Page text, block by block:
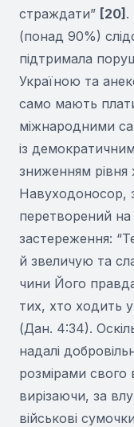
страждати” [20] .
(понад 90%)
підтримала
Україною та
само мають
міжнародними
із
зниженням рівня
Навуходоносор,
перетворений
застереження:
й звеличую та
чини Його
тих, хто ходить
(Дан. 4:34).
надалі
розмірами свого
вирізаючи, за
військові